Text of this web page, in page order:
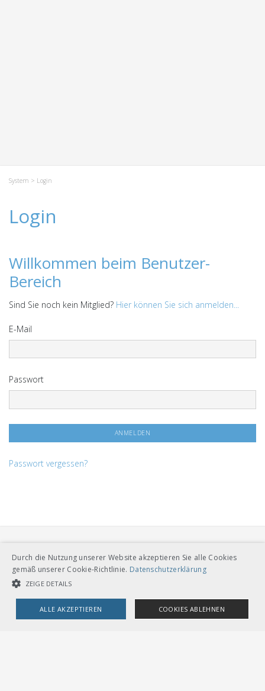
System > Login
Login
Willkommen beim Benutzer-
Bereich
Sind Sie noch kein Mitglied? Hier können Sie sich anmelden...
E-Mail
Passwort
Passwort vergessen?
VERBAND ÖFFENTLICHER VERKEHR
Dählhölzliweg 12
CH-3005 Bern
Durch die Nutzung unserer Website akzeptieren Sie alle Cookies
gemäß unserer Cookie-Richtlinie. Datenschutzerklärung
ZEIGE DETAILS
ALLE AKZEPTIEREN COOKIES ABLEHNEN